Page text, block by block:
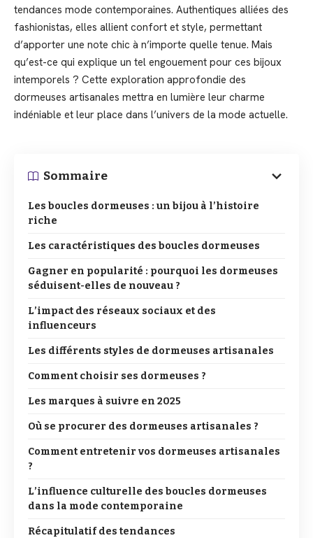
tendances mode contemporaines. Authentiques alliées des
fashionistas, elles allient confort et style, permettant
d’apporter une note chic à n’importe quelle tenue. Mais
qu’est-ce qui explique un tel engouement pour ces bijoux
intemporels ? Cette exploration approfondie des
dormeuses artisanales mettra en lumière leur charme
indéniable et leur place dans l’univers de la mode actuelle.
Sommaire
Les boucles dormeuses : un bijou à l’histoire
riche
Les caractéristiques des boucles dormeuses
Gagner en popularité : pourquoi les dormeuses
séduisent-elles de nouveau ?
L’impact des réseaux sociaux et des
influenceurs
Les différents styles de dormeuses artisanales
Comment choisir ses dormeuses ?
Les marques à suivre en 2025
Où se procurer des dormeuses artisanales ?
Comment entretenir vos dormeuses artisanales
?
L’influence culturelle des boucles dormeuses
dans la mode contemporaine
Récapitulatif des tendances